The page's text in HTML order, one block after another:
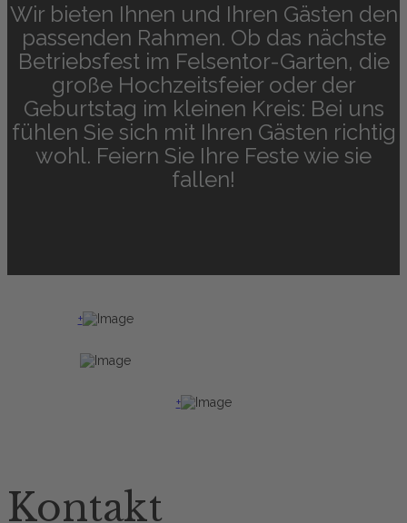
Wir bieten Ihnen und Ihren Gästen den
passenden Rahmen. Ob das nächste
Betriebsfest im Felsentor-Garten, die
große Hochzeitsfeier oder der
Geburtstag im kleinen Kreis: Bei uns
fühlen Sie sich mit Ihren Gästen richtig
wohl. Feiern Sie Ihre Feste wie sie
fallen!
+
+
Kontakt